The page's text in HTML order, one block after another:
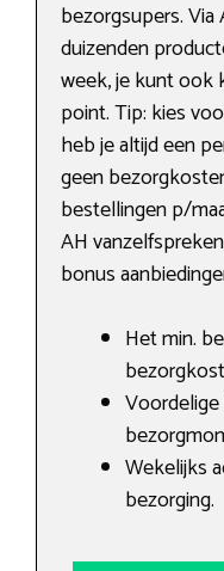
bezorgsupers.
duizenden
week, je kunt ook
point. Tip: kies
heb je altijd een
geen
bestellingen p/
AH
bonus
Het min.
Wekelijks
bezorging.